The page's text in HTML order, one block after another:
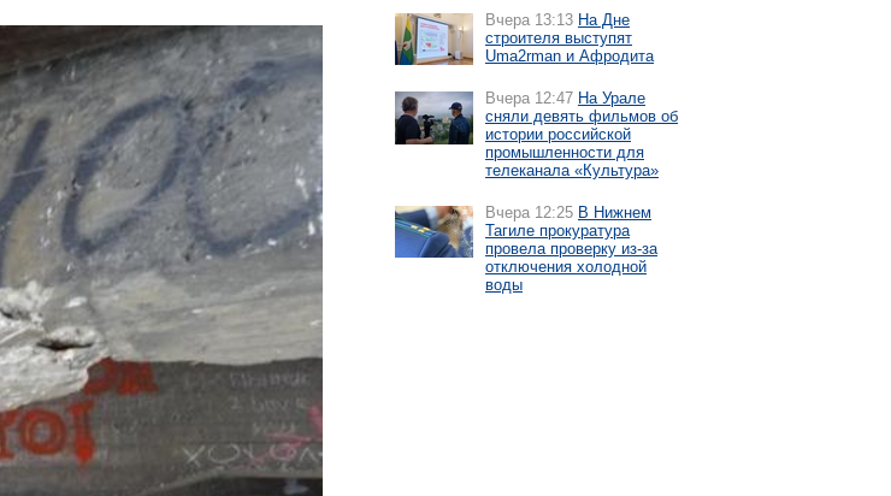
Вчера 13:13 На Дне
строителя выступят
Uma2rman и Афродита
Вчера 12:47 На Урале
сняли девять фильмов об
истории российской
промышленности для
телеканала «Культура»
Вчера 12:25 В Нижнем
Тагиле прокуратура
провела проверку из-за
отключения холодной
воды